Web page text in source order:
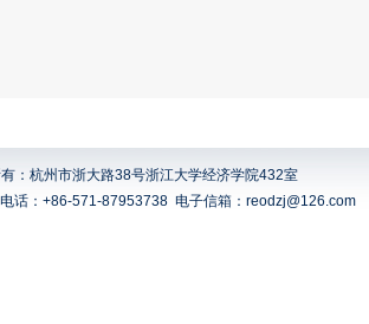
：杭州市浙大路38号浙江大学经济学院432室
电话：+86-571-87953738 电子信箱：reodzj@126.com